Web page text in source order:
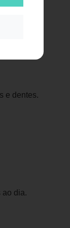
e dentes.
ao dia.